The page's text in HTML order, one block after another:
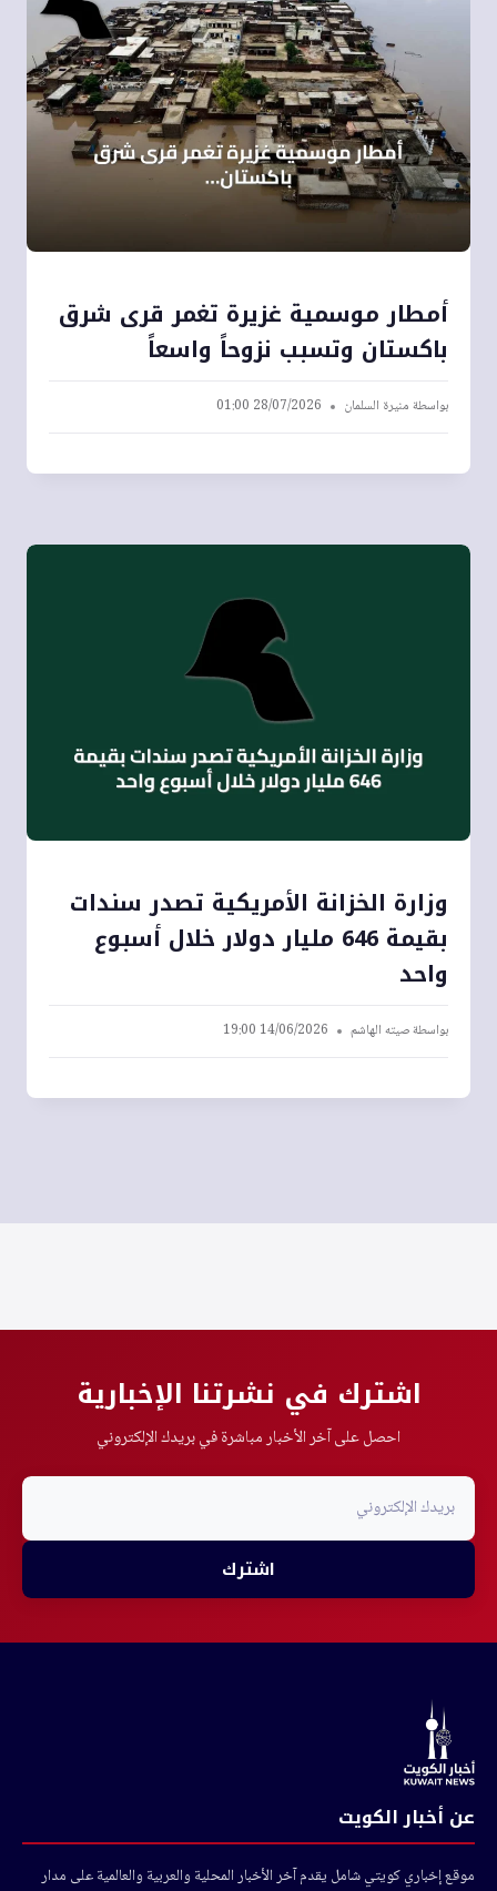
أمطار موسمية غزيرة تغمر قرى شرق
باكستان وتسبب نزوحاً واسعاً
بواسطةمنيرة السلمان 28/07/2026 01:00
وزارة الخزانة الأمريكية تصدر سندات
بقيمة 646 مليار دولار خلال أسبوع
واحد
بواسطةصيته الهاشم 14/06/2026 19:00
اشترك في نشرتنا الإخبارية
احصل على آخر الأخبار مباشرة في بريدك الإلكتروني
اشترك
عن أخبار الكويت
موقع إخباري كويتي شامل يقدم آخر الأخبار المحلية والعربية والعالمية على مدار